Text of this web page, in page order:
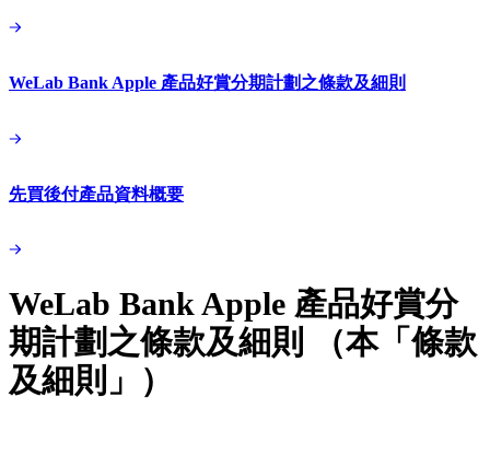
WeLab Bank Apple 產品好賞分期計劃之條款及細則
先買後付產品資料概要
WeLab Bank Apple 產品好賞分
期計劃之條款及細則 （本「條款
及細則」）